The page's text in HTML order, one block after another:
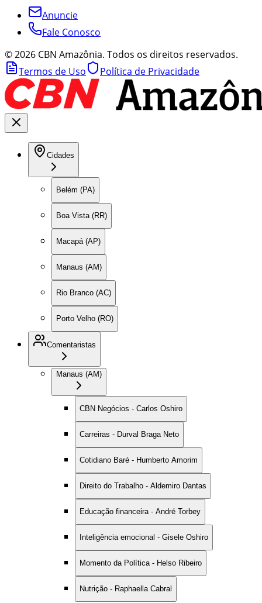
Anuncie
Fale Conosco
©2026 CBN Amazônia. Todos os direitos reservados.
Termos de Uso
Política de Privacidade
Cidades
Belém (PA)
Boa Vista (RR)
Macapá (AP)
Manaus (AM)
Rio Branco (AC)
Porto Velho (RO)
Comentaristas
Manaus (AM)
CBN Negócios - Carlos Oshiro
Carreiras - Durval Braga Neto
Cotidiano Baré - Humberto Amorim
Direito do Trabalho - Aldemiro Dantas
Educação financeira - André Torbey
Inteligência emocional - Gisele Oshiro
Momento da Política - Helso Ribeiro
Nutrição - Raphaella Cabral